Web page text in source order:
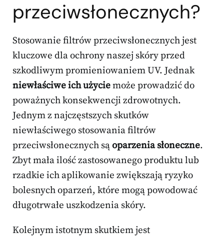
przeciwsłonecznych?
Stosowanie filtrów przeciwsłonecznych jest
kluczowe dla ochrony naszej skóry przed
szkodliwym promieniowaniem UV. Jednak
niewłaściwe ich użyciemoże prowadzić do
poważnych konsekwencji zdrowotnych.
Jednym z najczęstszych skutków
niewłaściwego stosowania filtrów
przeciwsłonecznych sąoparzenia słoneczne.
Zbyt mała ilość zastosowanego produktu lub
rzadkie ich aplikowanie zwiększają ryzyko
bolesnych oparzeń, które mogą powodować
długotrwałe uszkodzenia skóry.
Kolejnym istotnym skutkiem jest